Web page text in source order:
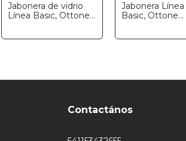
Jabonera de vidrio
Línea Basic, Ottone
Jabonera Línea
Basic, Ottone
Contactános